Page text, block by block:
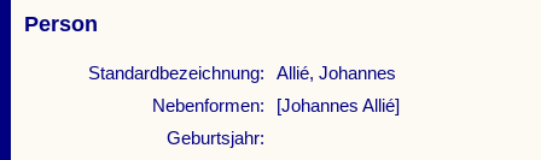
Person
Standardbezeichnung:
Allié, Johannes
Nebenformen:
[Johannes Allié]
Geburtsjahr: